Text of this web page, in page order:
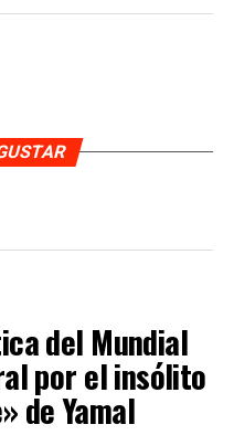
del Mundial
por el insólito
de Yamal